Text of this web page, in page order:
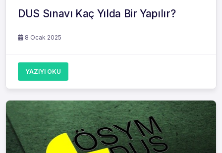
DUS Sınavı Kaç Yılda Bir Yapılır?
8 Ocak 2025
YAZIYI OKU